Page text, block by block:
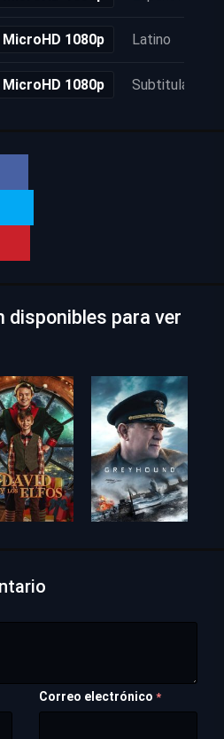
MicroHD 1080p Latino
MicroHD 1080p Subtitulada
disponibles para ver
Correo electrónico *